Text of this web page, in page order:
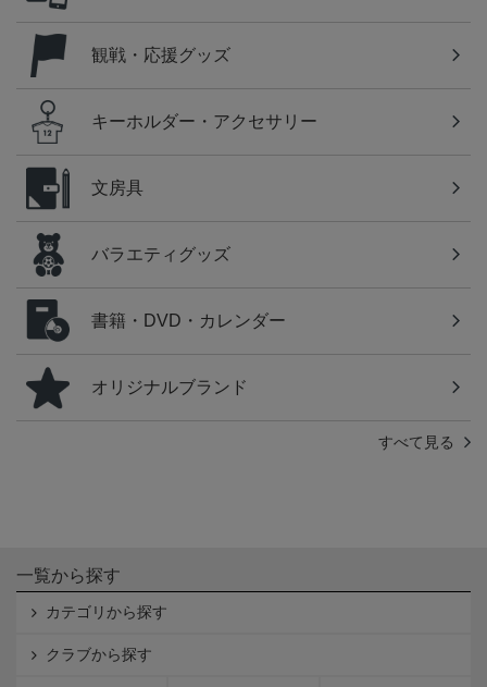
観戦・応援グッズ
キーホルダー・アクセサリー
文房具
バラエティグッズ
書籍・DVD・カレンダー
オリジナルブランド
すべて見る
一覧から探す
カテゴリから探す
クラブから探す